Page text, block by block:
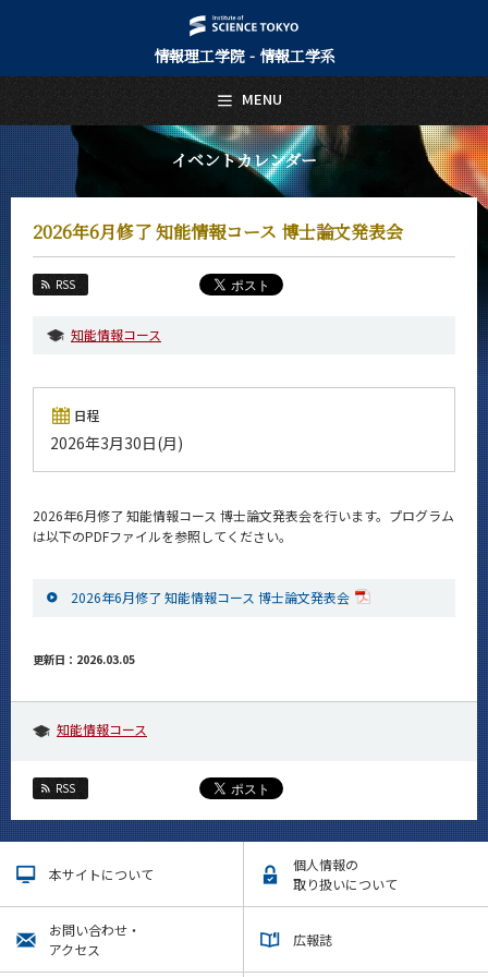
情報理工学院 - 情報工学系
イベントカレンダー
2026年6月修了 知能情報コース 博士論文発表会
RSS
知能情報コース
日程
2026年3月30日(月)
2026年6月修了 知能情報コース 博士論文発表会を行います。プログラム
は以下のPDFファイルを参照してください。
2026年6月修了 知能情報コース 博士論文発表会
更新日：2026.03.05
知能情報コース
RSS
本サイトについて
個人情報の
取り扱いについて
お問い合わせ・
アクセス
広報誌
MENU
日本語 English
トップページ
Top Page
情報工学系について
About Us
Education
入学案内
Admissions
イベントカレンダー
今後のイベント
サイト構成
学内向け情報
CLOSE